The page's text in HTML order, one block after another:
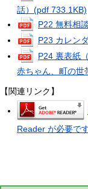
話） (pdf 733.1KB)
P22 無料相
P23 カレン
P24 裏表紙
赤ちゃん、町の世
【関連リンク】
Reader が必要です